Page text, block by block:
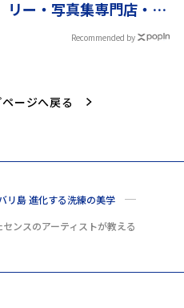
リー・写真集専門店・老
舗ブラッスリーRecommended by
ージへ戻る
島 進化する洗練の美学
ンスのアーティストが教える